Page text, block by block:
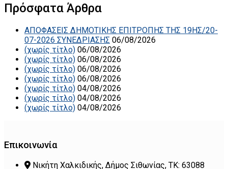
Πρόσφατα Άρθρα
ΑΠΟΦΑΣΕΙΣ ΔΗΜΟΤΙΚΗΣ ΕΠΙΤΡΟΠΗΣ ΤΗΣ 19ΗΣ/20-
07-2026 ΣΥΝΕΔΡΙΑΣΗΣ 06/08/2026
(χωρίς τίτλο) 06/08/2026
(χωρίς τίτλο) 06/08/2026
(χωρίς τίτλο) 06/08/2026
(χωρίς τίτλο) 06/08/2026
(χωρίς τίτλο) 04/08/2026
(χωρίς τίτλο) 04/08/2026
(χωρίς τίτλο) 04/08/2026
Επικοινωνία
Νικήτη Χαλκιδικής, Δήμος Σιθωνίας, ΤΚ: 63088